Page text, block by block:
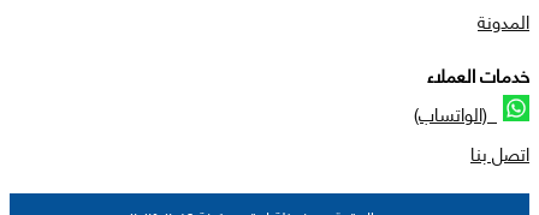
المدونة
خدمات العملاء
(الواتساب)
اتصل بنا